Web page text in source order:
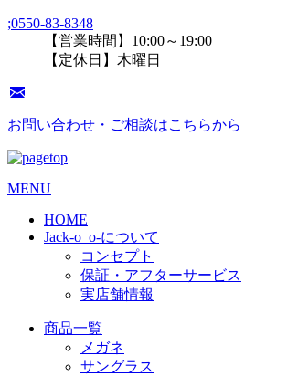
;0550-83-8348
【営業時間】10:00～19:00
【定休日】木曜日
お問い合わせ・ご相談はこちらから
MENU
HOME
Jack-o_o-について
コンセプト
保証・アフターサービス
実店舗情報
商品一覧
メガネ
サングラス